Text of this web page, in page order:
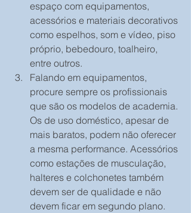
espaço com equipamentos,
acessórios e materiais decorativos
como espelhos, som e vídeo, piso
próprio, bebedouro, toalheiro,
entre outros.
Falando em equipamentos,
procure sempre os profissionais
que são os modelos de academia.
Os de uso doméstico, apesar de
mais baratos, podem não oferecer
a mesma performance. Acessórios
como estações de musculação,
halteres e colchonetes também
devem ser de qualidade e não
devem ficar em segundo plano.